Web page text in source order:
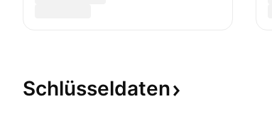
Schlüsseldaten